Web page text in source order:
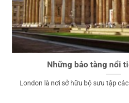
Những bảo tàng nổi
London là nơi sở hữu bộ sưu tập